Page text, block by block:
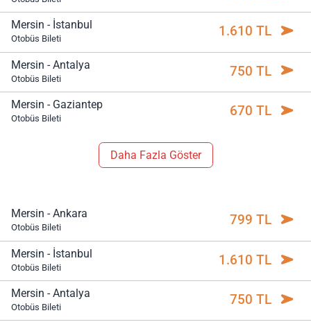
Mersin - İstanbul
Otobüs Bileti 1.610 TL
Mersin - Antalya
Otobüs Bileti 750 TL
Mersin - Gaziantep
Otobüs Bileti 670 TL
Daha Fazla Göster
Mersin - Ankara
Otobüs Bileti 799 TL
Mersin - İstanbul
Otobüs Bileti 1.610 TL
Mersin - Antalya
Otobüs Bileti 750 TL